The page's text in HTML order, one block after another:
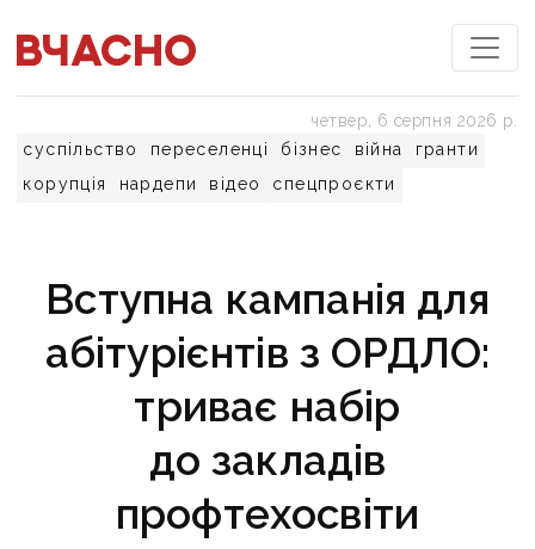
суспільство переселенці бізнес війна
гранти
корупція
нардепи відео спецпроєкти
четвер, 6 серпня 2026 р.
Вступна кампанія для
абітурієнтів з ОРДЛО:
триває набір
до закладів
профтехосвіти